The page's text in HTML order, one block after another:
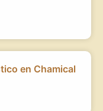
en Chamical